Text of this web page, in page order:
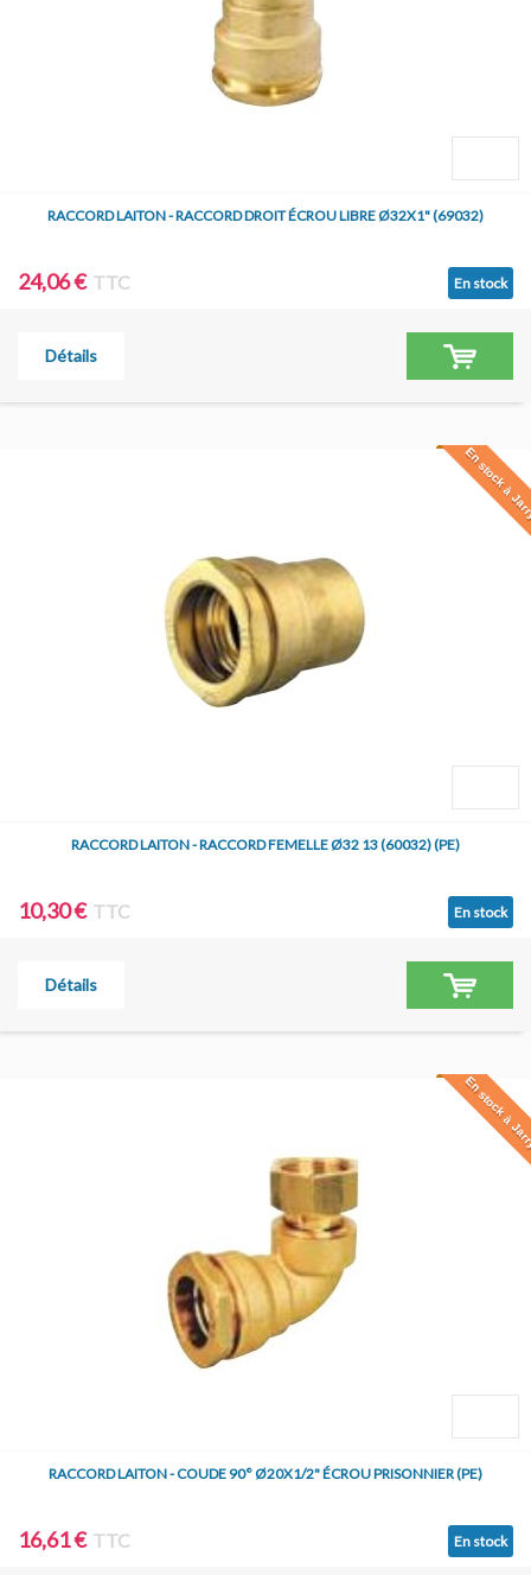
RACCORD LAITON - RACCORD DROIT ÉCROU LIBRE Ø32X1" (69032)
24,06 € TTC En stock
Détails
En stock à
RACCORD LAITON - RACCORD FEMELLE Ø32 13 (60032) (PE)
10,30 € TTC En stock
Détails
En stock à
RACCORD LAITON - COUDE 90° Ø20X1/2" ÉCROU PRISONNIER (PE)
16,61 € TTC En stock